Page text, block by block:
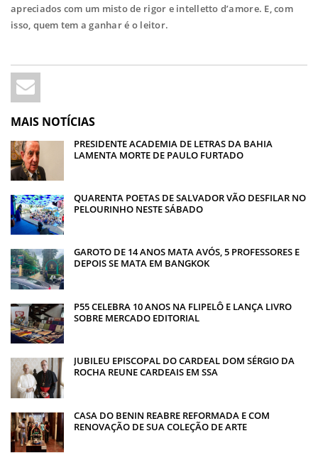
apreciados com um misto de rigor e intelletto d’amore. E, com
isso, quem tem a ganhar é o leitor.
MAIS NOTÍCIAS
PRESIDENTE ACADEMIA DE LETRAS DA BAHIA
LAMENTA MORTE DE PAULO FURTADO
QUARENTA POETAS DE SALVADOR VÃO DESFILAR NO
PELOURINHO NESTE SÁBADO
GAROTO DE 14 ANOS MATA AVÓS, 5 PROFESSORES E
DEPOIS SE MATA EM BANGKOK
P55 CELEBRA 10 ANOS NA FLIPELÔ E LANÇA LIVRO
SOBRE MERCADO EDITORIAL
JUBILEU EPISCOPAL DO CARDEAL DOM SÉRGIO DA
ROCHA REUNE CARDEAIS EM SSA
CASA DO BENIN REABRE REFORMADA E COM
RENOVAÇÃO DE SUA COLEÇÃO DE ARTE